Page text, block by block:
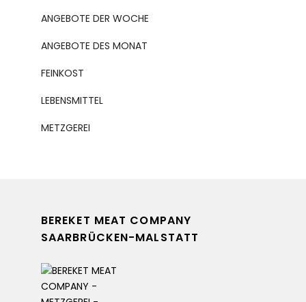
ANGEBOTE DER WOCHE
ANGEBOTE DES MONAT
FEINKOST
LEBENSMITTEL
METZGEREI
BEREKET MEAT COMPANY
SAARBRÜCKEN-MALSTATT